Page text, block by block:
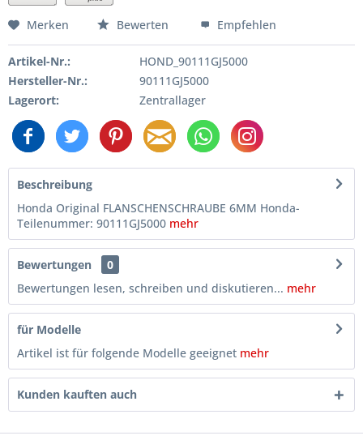
Merken Bewerten Empfehlen
Artikel-Nr.:
HOND_90111GJ5000
Hersteller-Nr.:
90111GJ5000
Lagerort:
Zentrallager
Beschreibung
Honda Original FLANSCHENSCHRAUBE 6MM Honda-
Teilenummer: 90111GJ5000 mehr
Bewertungen
0
Bewertungen lesen, schreiben und diskutieren... mehr
für Modelle
Artikel ist für folgende Modelle geeignet mehr
Kunden kauften auch